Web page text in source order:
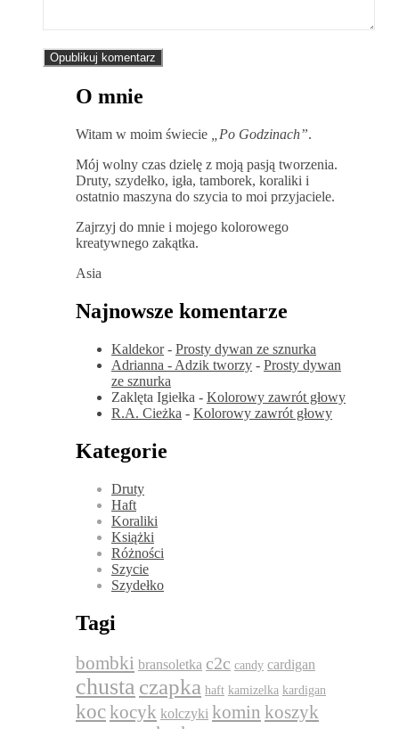
O mnie
Witam w moim świecie „Po Godzinach”.
Mój wolny czas dzielę z moją pasją tworzenia.
Druty, szydełko, igła, tamborek, koraliki i
ostatnio maszyna do szycia to moi przyjaciele.
Zajrzyj do mnie i mojego kolorowego
kreatywnego zakątka.
Asia
Najnowsze komentarze
Kaldekor- Prosty dywan ze sznurka
Adrianna - Adzik tworzy - Prosty dywan
ze sznurka
Zaklęta Igiełka - Kolorowy zawrót głowy
R.A. Cieżka - Kolorowy zawrót głowy
Kategorie
Druty
Haft
Koraliki
Książki
Różności
Szycie
Szydełko
Tagi
bombki bransoletka c2c candy cardigan
chusta czapka haft kamizelka kardigan
kockocyk kolczyki komin koszyk